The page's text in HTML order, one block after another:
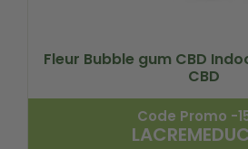
Fleur Bubble gum CBD
CBD
Code Promo -